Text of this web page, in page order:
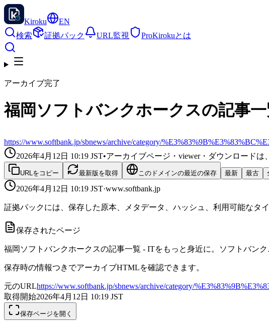
Kiroku
EN
検索
証拠パック URL監視 ProKirokuとは
アーカイブ完了
福岡ソフトバンクホークスの記事
https://www.softbank.jp/sbnews/archive/category/
2026年4月12日 10:19 JST•アーカイブページ・viewer・ダウンロードは
URLをコピー 最新版を取得 このドメインの最近の保存 最新 最古
2026年4月12日 10:19 JST·www.softbank.jp
証拠パックには、保存した原本、メタデータ、ハッシュ、利用可能なタ
保存されたページ
福岡ソフトバンクホークスの記事一覧 - ITをもっと身近に。ソフトバンク
保存時の情報つきでアーカイブHTMLを確認できます。
元のURLhttps://www.softbank.jp/sbnews/archive/category/
取得開始2026年4月12日 10:19 JST
保存ページを開く